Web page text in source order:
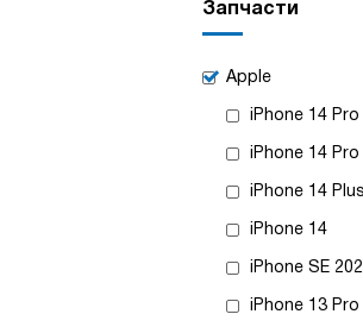
Запчасти
Apple
iPhone 14 Pro
iPhone 14 Pro
iPhone 14 Plus
iPhone 14
iPhone SE
iPhone 13 Pro